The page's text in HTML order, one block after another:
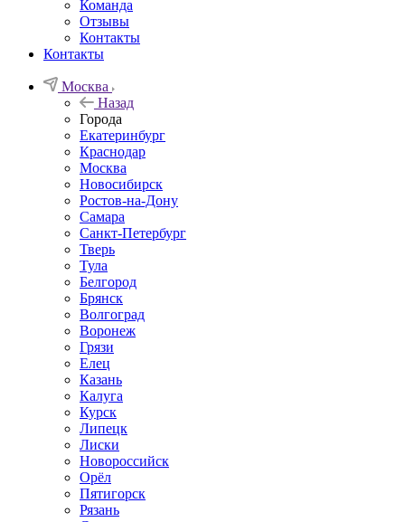
Команда
Отзывы
Контакты
Контакты
Москва
Назад
Города
Екатеринбург
Краснодар
Москва
Новосибирск
Ростов-на-Дону
Самара
Санкт-Петербург
Тверь
Тула
Белгород
Брянск
Волгоград
Воронеж
Грязи
Елец
Казань
Калуга
Курск
Липецк
Лиски
Новороссийск
Орёл
Пятигорск
Рязань